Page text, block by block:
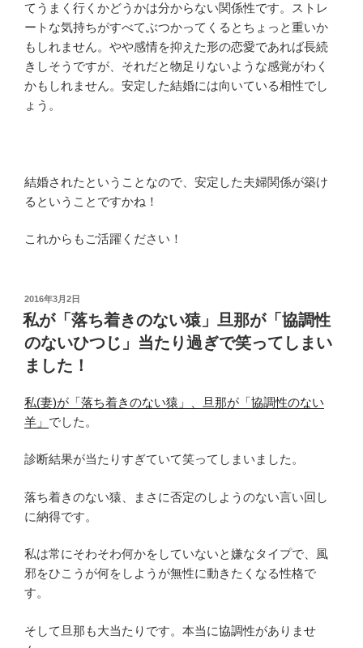
てうまく行くかどうかは分からない関係性です。ストレ
ートな気持ちがすべてぶつかってくるとちょっと重いか
もしれません。やや感情を抑えた形の恋愛であれば長続
きしそうですが、それだと物足りないような感覚がわく
かもしれません。安定した結婚には向いている相性でし
ょう。
結婚されたということなので、安定した夫婦関係が築け
るということですかね！
これからもご活躍ください！
投
稿
日:
2016年3月2日
私が「落ち着きのない猿」旦那が「協調性
のないひつじ」当たり過ぎで笑ってしまい
ました！
私(妻)が「落ち着きのない猿」、旦那が「協調性のない
羊」 でした。
診断結果が当たりすぎていて笑ってしまいました。
落ち着きのない猿、まさに否定のしようのない言い回し
に納得です。
私は常にそわそわ何かをしていないと嫌なタイプで、風
邪をひこうが何をしようが無性に動きたくなる性格で
す。
そして旦那も大当たりです。本当に協調性がありませ